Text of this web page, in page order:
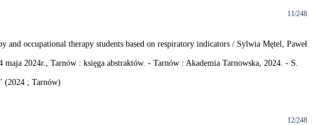
11/248
occupational therapy students based on respiratory indicators / Sylwia Mętel, Paweł
2024r., Tarnów : księga abstraktów. - Tarnów : Akademia Tarnowska, 2024. - S.
(2024 ; Tarnów)
12/248